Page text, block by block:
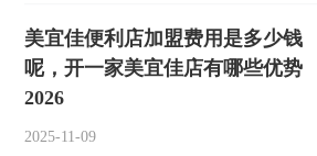
美宜佳便利店加盟费用是多少钱
呢，开一家美宜佳店有哪些优势
2026
2025-11-09